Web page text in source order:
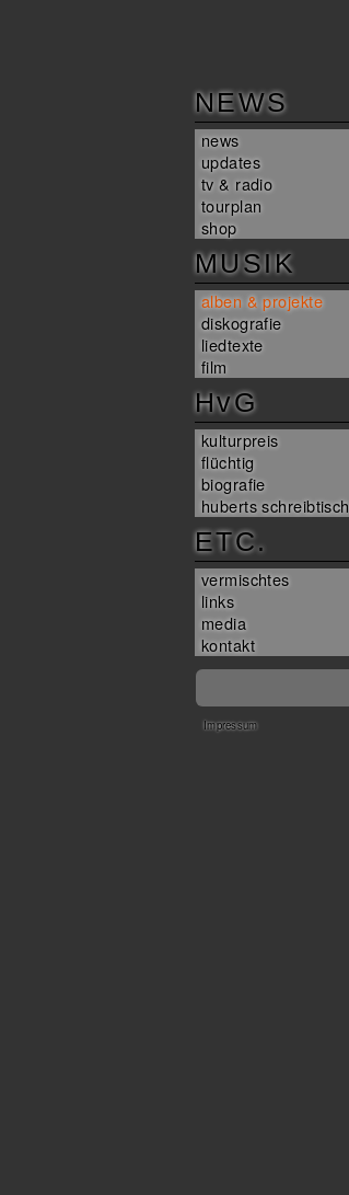
NEWS
news
updates
tv & radio
tourplan
shop
MUSIK
alben & projekte
diskografie
liedtexte
film
HvG
kulturpreis
flüchtig
biografie
huberts schreibtisch
ETC.
vermischtes
links
media
kontakt
Impressum